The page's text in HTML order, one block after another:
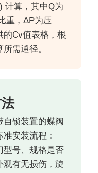
计算，其中Q为
重，ΔP为压
的Cv值表格，根
需通径。
自锁装置的蝶阀
安装流程：
型号、规格是否
观有无损伤，旋